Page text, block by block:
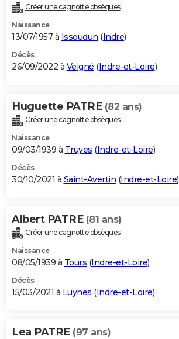
Créer une cagnotte obsèques
Naissance
13/07/1957 à Issoudun (Indre)
Décès
26/09/2022 à Veigné (Indre-et-Loire)
Huguette PATRE (82 ans)
Créer une cagnotte obsèques
Naissance
09/03/1939 à Truyes (Indre-et-Loire)
Décès
30/10/2021 à Saint-Avertin (Indre-et-Loire)
Albert PATRE (81 ans)
Créer une cagnotte obsèques
Naissance
08/05/1939 à Tours (Indre-et-Loire)
Décès
15/03/2021 à Luynes (Indre-et-Loire)
Lea PATRE (97 ans)